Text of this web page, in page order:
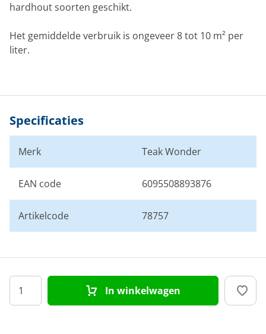
hardhout soorten geschikt.
Het gemiddelde verbruik is ongeveer 8 tot 10 m² per
liter.
Specificaties
Merk Teak Wonder
EAN code 6095508893876
Artikelcode 78757
In winkelwagen